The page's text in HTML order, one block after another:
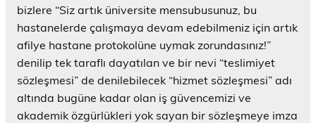
bizlere “Siz artık üniversite mensubusunuz, bu
hastanelerde çalışmaya devam edebilmeniz için artık
afilye hastane protokolüne uymak zorundasınız!”
denilip tek taraflı dayatılan ve bir nevi “teslimiyet
sözleşmesi” de denilebilecek “hizmet sözleşmesi” adı
altında bugüne kadar olan iş güvencemizi ve
akademik özgürlükleri yok sayan bir sözleşmeye imza